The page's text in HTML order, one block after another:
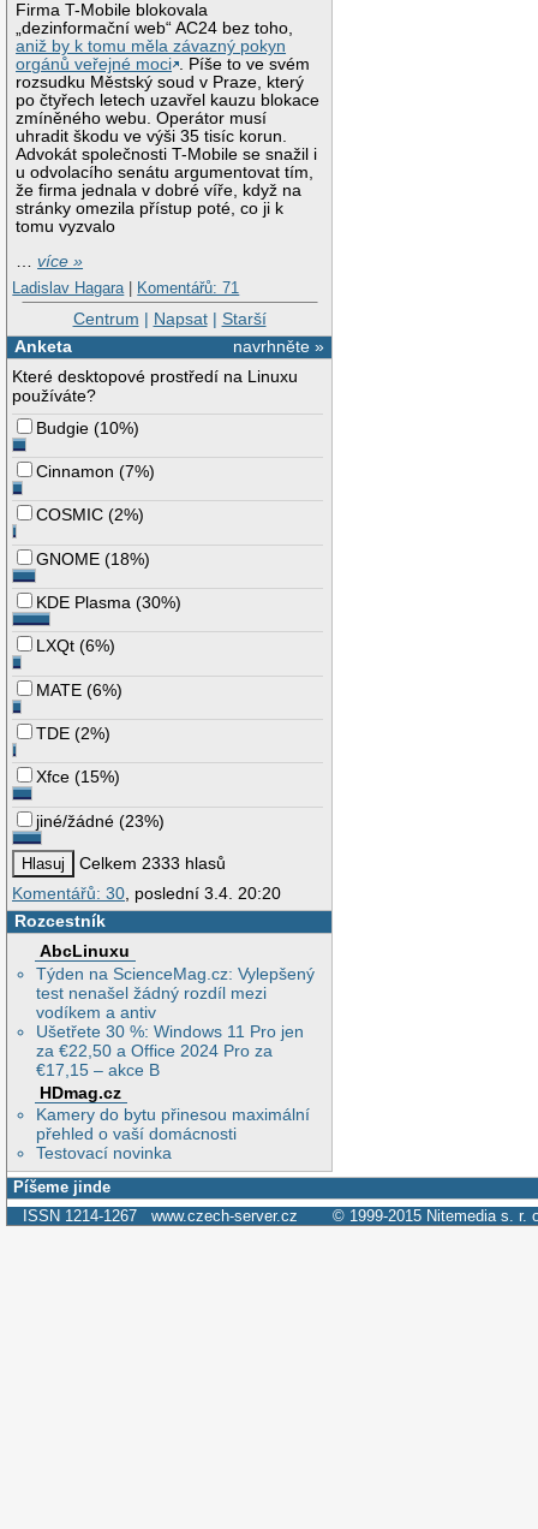
Firma T-Mobile blokovala
„dezinformační web“ AC24 bez toho,
aniž by k tomu měla závazný pokyn
orgánů veřejné moci . Píše to ve svém
rozsudku Městský soud v Praze, který
po čtyřech letech uzavřel kauzu blokace
zmíněného webu. Operátor musí
uhradit škodu ve výši 35 tisíc korun.
Advokát společnosti T-Mobile se snažil i
u odvolacího senátu argumentovat tím,
že firma jednala v dobré víře, když na
stránky omezila přístup poté, co ji k
tomu vyzvalo
…více »
Ladislav Hagara | Komentářů: 71
Centrum | Napsat| Starší
navrhněte »
Anketa
Které desktopové prostředí na Linuxu
používáte?
Budgie (10%)
Cinnamon (7%)
COSMIC (2%)
GNOME (18%)
KDE Plasma (30%)
LXQt (6%)
MATE (6%)
TDE (2%)
Xfce (15%)
jiné/žádné (23%)
Celkem 2333 hlasů
Komentářů: 30, poslední 3.4. 20:20
Rozcestník
AbcLinuxu
Týden na ScienceMag.cz: Vylepšený
test nenašel žádný rozdíl mezi
vodíkem a antiv
Ušetřete 30 %: Windows 11 Pro jen
za €22,50 a Office 2024 Pro za
€17,15 – akce B
HDmag.cz
Kamery do bytu přinesou maximální
přehled o vaší domácnosti
Testovací novinka
Píšeme jinde
ISSN 1214-1267 www.czech-server.cz © 1999-2015 Nitemedia s. r.